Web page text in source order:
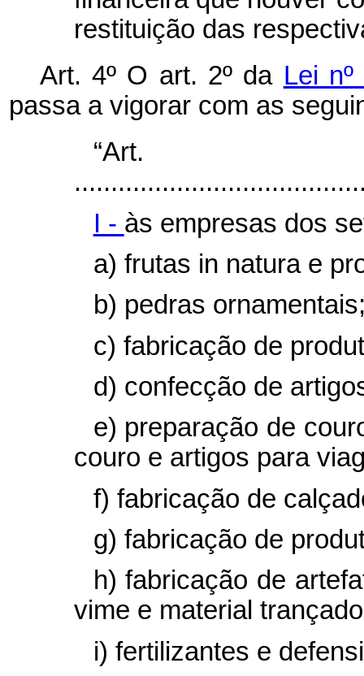
restituição das
Art. 4º O art. 2º da Lei
passa a vigorar com as
I - às empresas dos
a) frutas in natura e
b) pedras
c) fabricação de
d) confecção de
e) preparação de
couro e artigos para
f) fabricação de
g) fabricação de
h) fabricação de
vime e material
i) fertilizantes e